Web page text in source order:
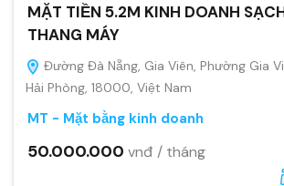
MẶT TIỀN 5.2M KINH DOANH
THANG MÁY
Đường Đà Nẵng, Gia Viên, Phường Gia
Hải Phòng, 18000, Việt Nam
MT - Mặt bằng kinh doanh
50.000.000 vnđ / tháng